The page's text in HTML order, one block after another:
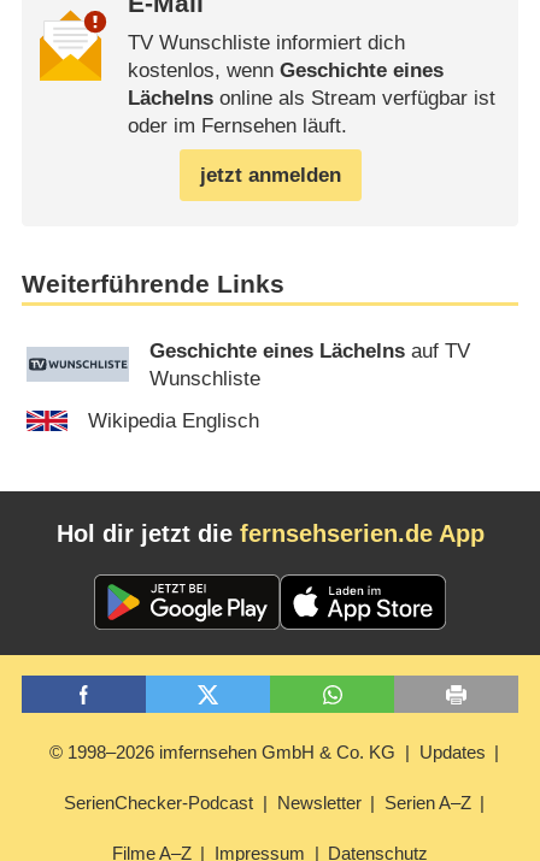
TV Wunschliste informiert dich
kostenlos, wenn Geschichte eines
Lächelnsonline als Stream verfügbar ist
oder im Fernsehen läuft.
jetzt anmelden
Weiterführende Links
Geschichte eines Lächelns auf TV
Wunschliste
Wikipedia Englisch
Hol dir jetzt die fernsehserien.de App
© 1998–2026 imfernsehen GmbH & Co. KG Updates
SerienChecker-Podcast Newsletter Serien A–Z
Filme A–Z Impressum Datenschutz